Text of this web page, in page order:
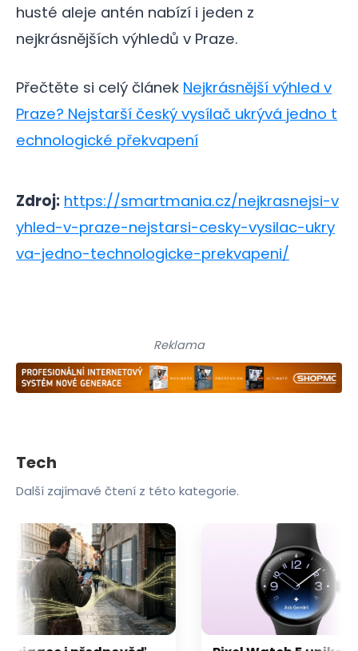
husté aleje antén nabízí i jeden z
nejkrásnějších výhledů v Praze.
Přečtěte si celý článek Nejkrásnější výhled v
Praze? Nejstarší český vysílač ukrývá jedno t
echnologické překvapení
Zdroj: https://smartmania.cz/nejkrasnejsi-v
yhled-v-praze-nejstarsi-cesky-vysilac-ukry
va-jedno-technologicke-prekvapeni/
Reklama
Tech
Další zajímavé čtení z této kategorie.